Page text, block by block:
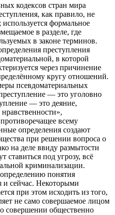
кодексов стран мира
как правило, не
формальное
в разделе, где
в законе терминов.
преступления
в которой
через причинение
кругу отношений.
псевдоматериальных
— это уголовно
— это деяние,
всему
определения создают
при решении вопроса о
на деле ввиду размытости
ставиться под угрозу, всё
криминализации.
понятия
и сейчас. Некоторыми
при этом исходить из того,
не само совершаемое лицом
совершении общественно